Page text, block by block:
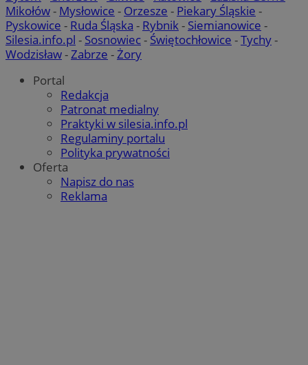
Mikołów- Mysłowice - Orzesze - Piekary Śląskie -
Pyskowice - Ruda Śląska - Rybnik- Siemianowice -
Silesia.info.pl - Sosnowiec- Świętochłowice -Tychy-
Wodzisław-Zabrze -Żory
Portal
Redakcja
Patronat medialny
Praktyki w silesia.info.pl
Regulaminy portalu
Polityka prywatności
Oferta
Napisz do nas
Reklama